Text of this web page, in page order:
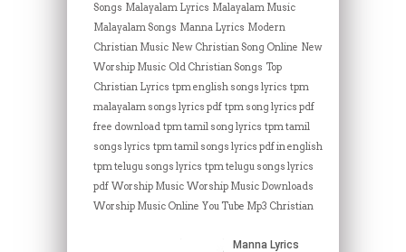
Songs Malayalam Lyrics Malayalam Music
Malayalam Songs Manna Lyrics Modern
Christian Music New Christian Song Online New
Worship Music Old Christian Songs Top
Christian Lyrics tpm english songs lyrics tpm
malayalam songs lyrics pdf tpm song lyrics pdf
free download tpm tamil song lyrics tpm tamil
songs lyrics tpm tamil songs lyrics pdf in english
tpm telugu songs lyrics tpm telugu songs lyrics
pdf Worship Music Worship Music Downloads
Worship Music Online You Tube Mp3 Christian